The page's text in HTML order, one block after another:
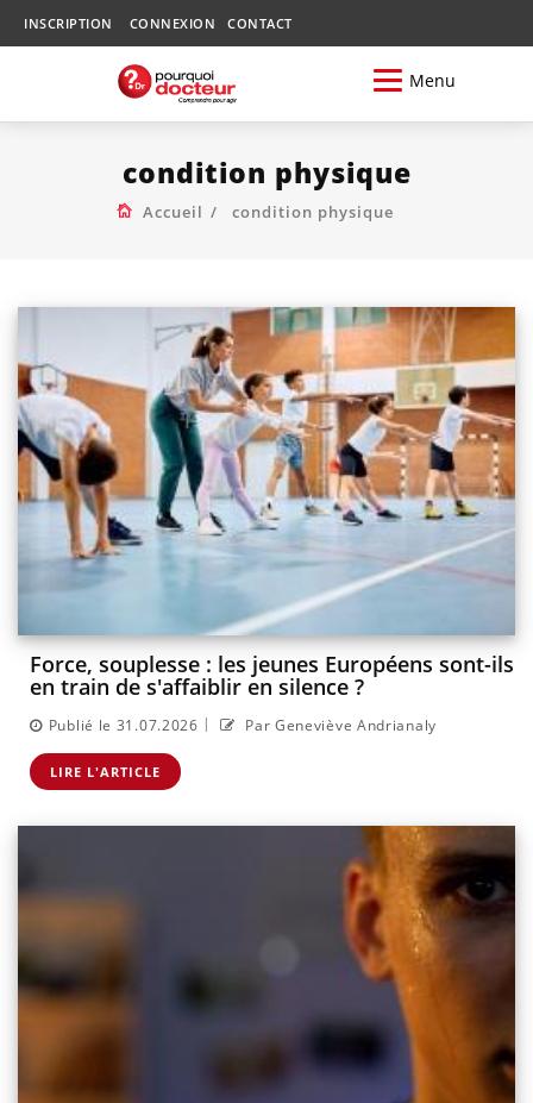
INSCRIPTION CONNEXION CONTACT
Menu
condition physique
Accueil condition physique
Force, souplesse : les jeunes Européens sont-ils
en train de s'affaiblir en silence ?
Publié le 31.07.2026 | Par Geneviève Andrianaly
LIRE L'ARTICLE